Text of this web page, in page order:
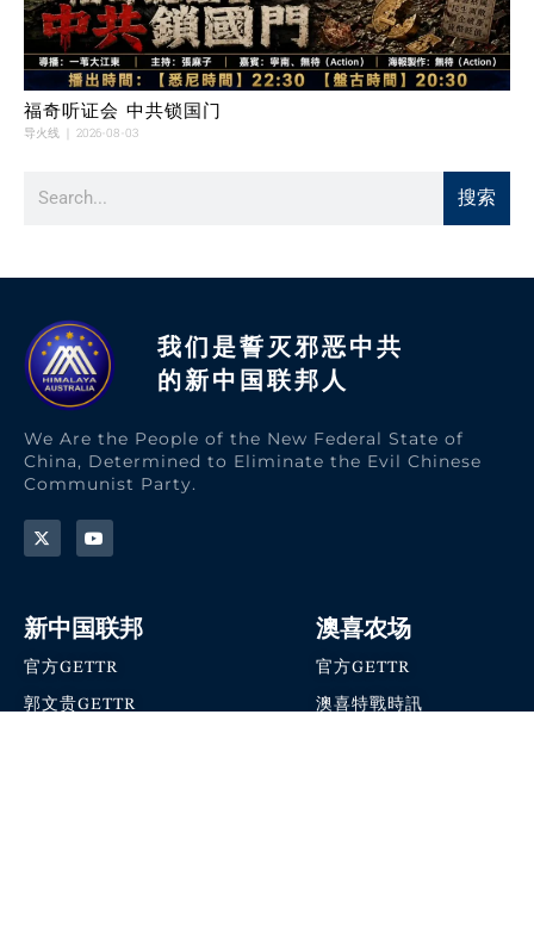
福奇听证会 中共锁国门
导火线 2026-08-03
搜索
我们是誓灭邪恶中共
的新中国联邦人​
We Are the People of the New Federal State of
China, Determined to Eliminate the Evil Chinese
Communist Party.
新中国联邦
官方GETTR
郭文贵GETTR
澳喜农场
官方GETTR
澳喜特戰時訊